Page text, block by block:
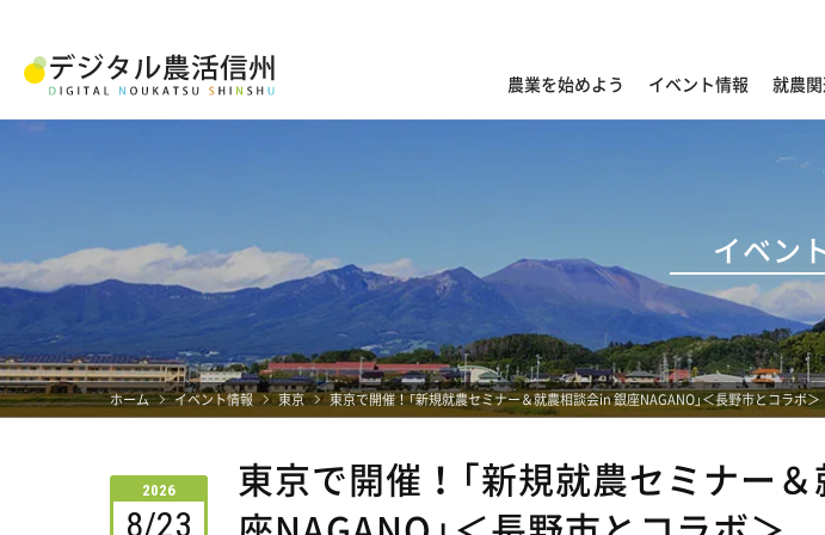
農業を始めよう イベント情報 就農
イベン
ホーム イベント情報 東京 東京で開催！「新規就農セミナー＆就農相談会in 銀座NAGANO」＜長野市とコラボ＞
2026
8/23
東京で開催！「新規就農セミナー